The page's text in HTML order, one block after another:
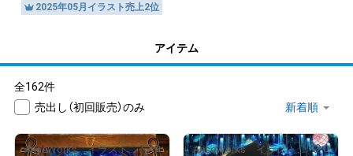
Arise Worksグッズ
翻訳（AI）を表示
2025年05月イラスト売上2位
アイテム
全162件
売出し（初回販売）のみ
AriseWorks イラストレーター 0 AriseWorks イラストレーター 0